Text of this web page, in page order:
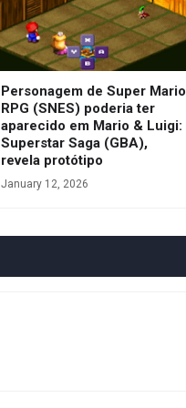
Personagem de Super Mario
RPG (SNES) poderia ter
aparecido em Mario & Luigi:
Superstar Saga (GBA),
revela protótipo
January 12, 2026